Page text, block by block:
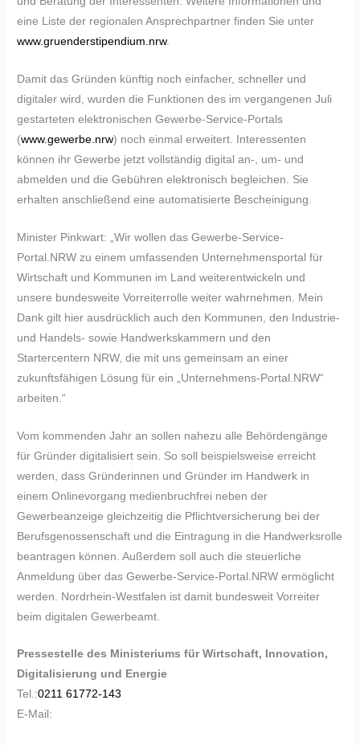
eine Liste der regionalen Ansprechpartner finden Sie unter
www.gruenderstipendium.nrw.
Damit das Gründen künftig noch einfacher, schneller und
digitaler wird, wurden die Funktionen des im vergangenen Juli
gestarteten elektronischen Gewerbe-Service-Portals
(www.gewerbe.nrw) noch einmal erweitert. Interessenten
können ihr Gewerbe jetzt vollständig digital an-, um- und
abmelden und die Gebühren elektronisch begleichen. Sie
erhalten anschließend eine automatisierte Bescheinigung.
Minister Pinkwart: „Wir wollen das Gewerbe-Service-
Portal.NRW zu einem umfassenden Unternehmensportal für
Wirtschaft und Kommunen im Land weiterentwickeln und
unsere bundesweite Vorreiterrolle weiter wahrnehmen. Mein
Dank gilt hier ausdrücklich auch den Kommunen, den Industrie-
und Handels- sowie Handwerkskammern und den
Startercentern NRW, die mit uns gemeinsam an einer
zukunftsfähigen Lösung für ein „Unternehmens-Portal.NRW“
arbeiten.“
Vom kommenden Jahr an sollen nahezu alle Behördengänge
für Gründer digitalisiert sein. So soll beispielsweise erreicht
werden, dass Gründerinnen und Gründer im Handwerk in
einem Onlinevorgang medienbruchfrei neben der
Gewerbeanzeige gleichzeitig die Pflichtversicherung bei der
Berufsgenossenschaft und die Eintragung in die Handwerksrolle
beantragen können. Außerdem soll auch die steuerliche
Anmeldung über das Gewerbe-Service-Portal.NRW ermöglicht
werden. Nordrhein-Westfalen ist damit bundesweit Vorreiter
beim digitalen Gewerbeamt.
Pressestelle des Ministeriums für Wirtschaft, Innovation,
Digitalisierung und Energie
Tel.:0211 61772-143
E-Mail: